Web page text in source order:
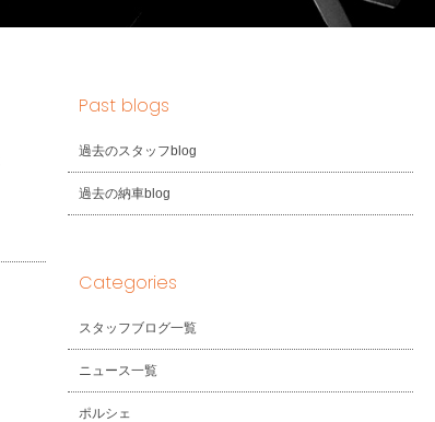
Past blogs
過去のスタッフblog
過去の納車blog
Categories
スタッフブログ一覧
ニュース一覧
ポルシェ